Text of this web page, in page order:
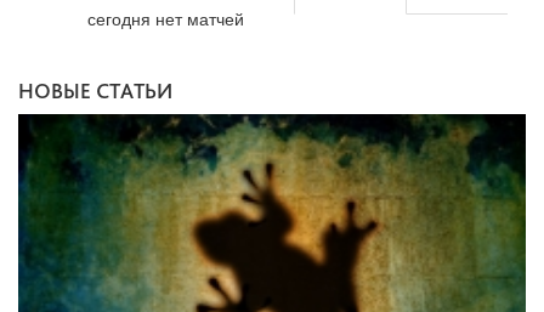
сегодня нет матчей
НОВЫЕ СТАТЬИ